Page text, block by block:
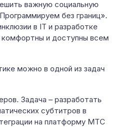
важную социальную
без границ».
в IT и разработке
и доступны всем
можно в одной из задач
Задача – разработать
субтитров в
на платформу МТС